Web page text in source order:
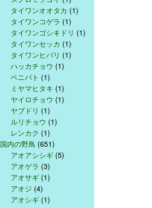
タイワンオオタカ (1)
タイワンコゲラ (1)
タイワンゴシキドリ (1)
タイワンセッカ (1)
タイワンヒバリ (1)
ハッカチョウ (1)
ベニバト (1)
ミヤマヒタキ (1)
ヤイロチョウ (1)
ヤブドリ (1)
ルリチョウ (1)
レンカク (1)
国内の野鳥 (651)
アオアシシギ (5)
アオゲラ (3)
アオサギ (1)
アオジ (4)
アオシギ (1)